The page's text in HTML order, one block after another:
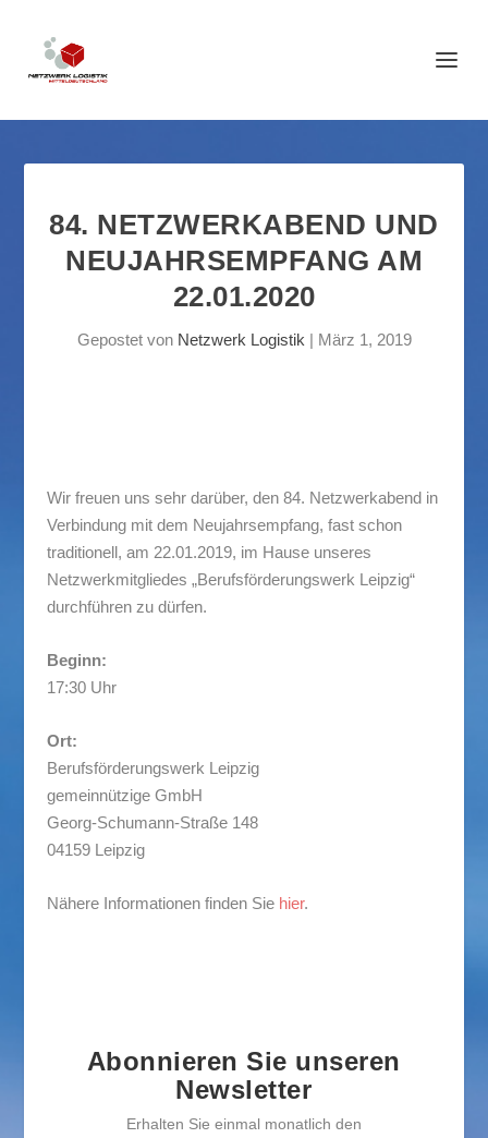
84. NETZWERKABEND UND
NEUJAHRSEMPFANG AM
22.01.2020
Gepostet von Netzwerk Logistik | März 1, 2019
Wir freuen uns sehr darüber, den 84. Netzwerkabend in
Verbindung mit dem Neujahrsempfang, fast schon
traditionell, am 22.01.2019, im Hause unseres
Netzwerkmitgliedes „Berufsförderungswerk Leipzig“
durchführen zu dürfen.
Beginn:
17:30 Uhr
Ort:
Berufsförderungswerk Leipzig
gemeinnützige GmbH
Georg-Schumann-Straße 148
04159 Leipzig
Nähere Informationen finden Sie hier.
Abonnieren Sie unseren
Newsletter
Erhalten Sie einmal monatlich den